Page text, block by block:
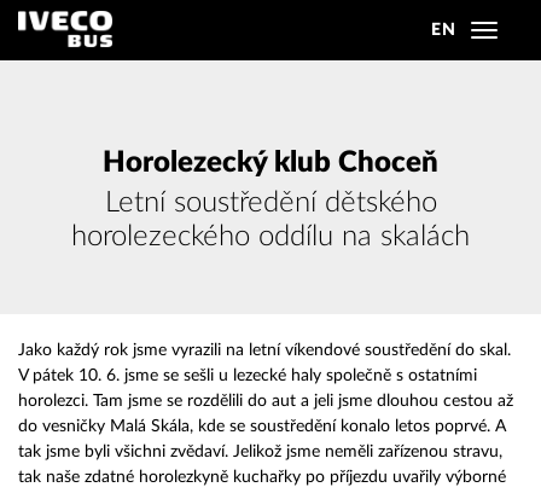
EN
Toggle
Horolezecký klub Choceň
Letní soustředění dětského
horolezeckého oddílu na skalách
Jako každý rok jsme vyrazili na letní víkendové soustředění do skal.
V pátek 10. 6. jsme se sešli u lezecké haly společně s ostatními
horolezci. Tam jsme se rozdělili do aut a jeli jsme dlouhou cestou až
do vesničky Malá Skála, kde se soustředění konalo letos poprvé. A
tak jsme byli všichni zvědaví. Jelikož jsme neměli zařízenou stravu,
tak naše zdatné horolezkyně kuchařky po příjezdu uvařily výborné